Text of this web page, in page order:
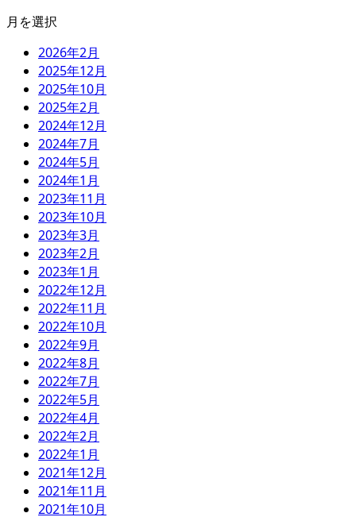
月を選択
2026年2月
2025年12月
2025年10月
2025年2月
2024年12月
2024年7月
2024年5月
2024年1月
2023年11月
2023年10月
2023年3月
2023年2月
2023年1月
2022年12月
2022年11月
2022年10月
2022年9月
2022年8月
2022年7月
2022年5月
2022年4月
2022年2月
2022年1月
2021年12月
2021年11月
2021年10月